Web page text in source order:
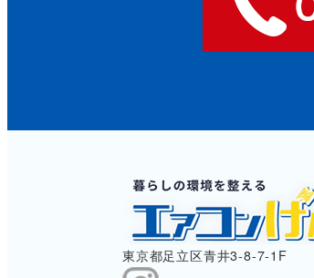
東京都足立区青井3-8-7-1F